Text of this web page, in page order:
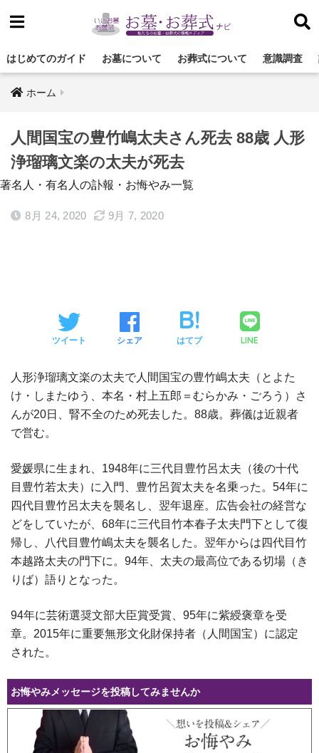
はじめてのガイド お墓について お葬式について 意識調査
ホーム
人間国宝の豊竹嶋太夫さん死去 88歳 人形
浄瑠璃文楽の太夫が死去
著名人・有名人の訃報・お悔やみ一覧
8月 24, 2020 9月 7, 2020
ツイート シェア はてブ LINE
人形浄瑠璃文楽の太夫で人間国宝の豊竹嶋太夫（とよた
け・しまたゆう、本名・村上五郎＝むらかみ・ごろう）さ
んが20日、腎不全のため死去した。88歳。葬儀は近親者
で営む。
愛媛県に生まれ、1948年に三代目豊竹呂太夫（後の十代
目豊竹若太夫）に入門、豊竹呂賀太夫を名乗った。54年に
四代目豊竹呂太夫を襲名し、翌年退座。広告会社の経営な
どをしていたが、68年に三代目竹本春子太夫門下として復
帰し、八代目豊竹嶋太夫を襲名した。翌年からは四代目竹
本越路太夫の門下に。94年、太夫の最高位である切場（き
りば）語りとなった。
94年に芸術選奨文部大臣賞受賞、95年に紫綬褒章を受
章。2015年に重要無形文化財保持者（人間国宝）に認定
された。
お悔やみメッセージを投稿してみませんか